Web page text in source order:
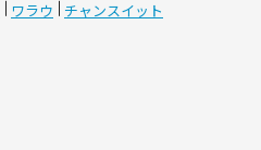
ワラウ チャンスイット